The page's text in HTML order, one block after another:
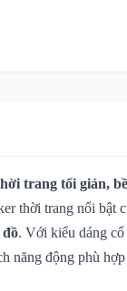
trang tối giản,
thời trang nổi bật
đồ. Với kiểu dáng cổ
năng động phù